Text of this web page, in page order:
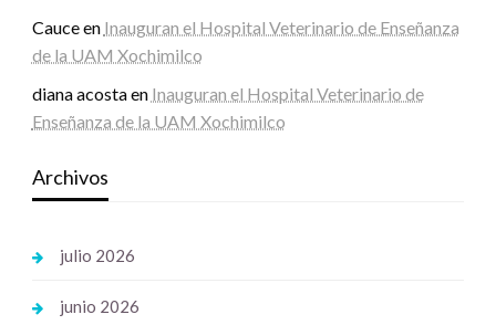
Cauceen Inauguran el Hospital Veterinario de Enseñanza
de la UAM Xochimilco
diana acostaen Inauguran el Hospital Veterinario de
Enseñanza de la UAM Xochimilco
Archivos
julio 2026
junio 2026